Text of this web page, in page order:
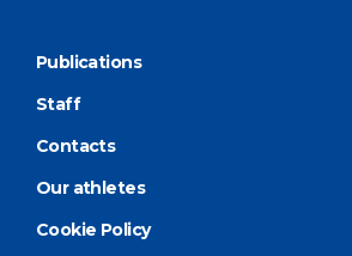
Publications
Staff
Contacts
Our athletes
Cookie Policy